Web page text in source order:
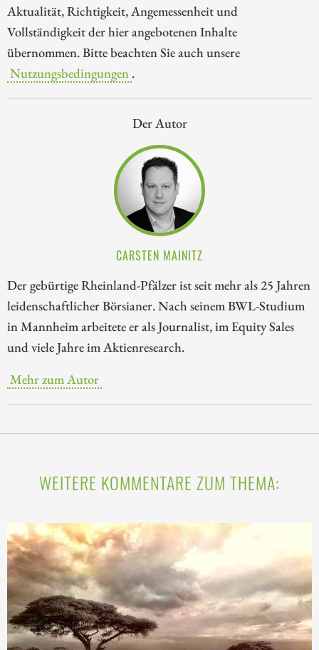
Aktualität, Richtigkeit, Angemessenheit und
Vollständigkeit der hier angebotenen Inhalte
übernommen. Bitte beachten Sie auch unsere
Nutzungsbedingungen .
Der Autor
CARSTEN MAINITZ
Der gebürtige Rheinland-Pfälzer ist seit mehr als 25 Jahren
leidenschaftlicher Börsianer. Nach seinem BWL-Studium
in Mannheim arbeitete er als Journalist, im Equity Sales
und viele Jahre im Aktienresearch.
Mehr zum Autor
WEITERE KOMMENTARE ZUM THEMA: